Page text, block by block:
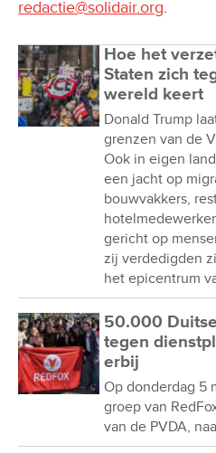
redactie@solidair.org.
Hoe het
Staten zich
wereld keert
Donald Trump
grenzen van de
Ook in eigen
een jacht op
bouwvakkers,
gericht op
zij verdedigden
het epicentrum
50.000
tegen
erbij
Op donderdag 5
groep van
van de PVDA,